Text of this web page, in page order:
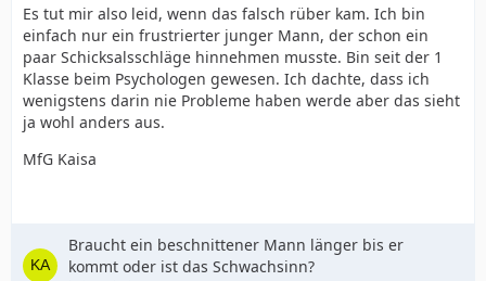
Es tut mir also leid, wenn das falsch rüber kam. Ich bin
einfach nur ein frustrierter junger Mann, der schon ein
paar Schicksalsschläge hinnehmen musste. Bin seit der 1
Klasse beim Psychologen gewesen. Ich dachte, dass ich
wenigstens darin nie Probleme haben werde aber das sieht
ja wohl anders aus.
MfG Kaisa
Braucht ein beschnittener Mann länger bis er
kommt oder ist das Schwachsinn?